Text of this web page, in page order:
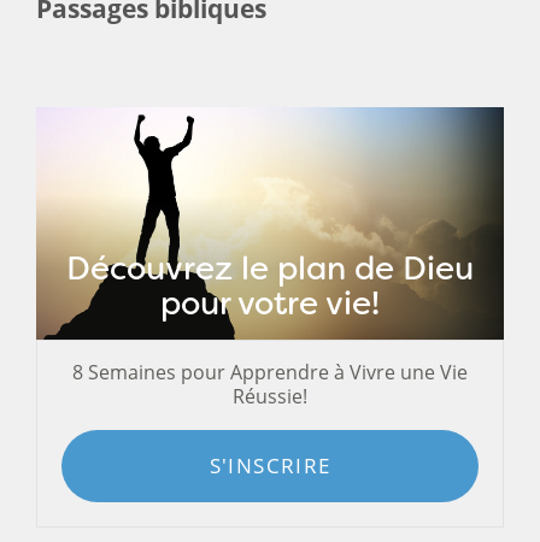
Passages bibliques
Découvrez le plan de Dieu
pour votre vie!
8 Semaines pour Apprendre à Vivre une Vie
Réussie!
S'INSCRIRE